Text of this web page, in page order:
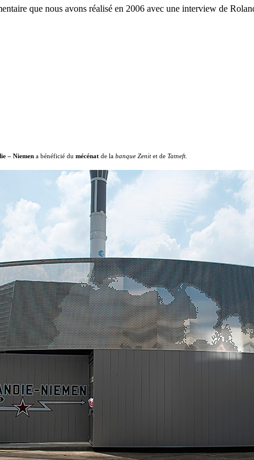
que nous avons réalisé en 2006 avec une interview de
– Niemen a bénéficié du mécénat de la banque Zenitet de Tatneft.